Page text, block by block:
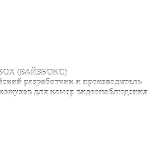
(ВАЙЗБОКС)
разработчик и производитель
для камер видеонаблюдения